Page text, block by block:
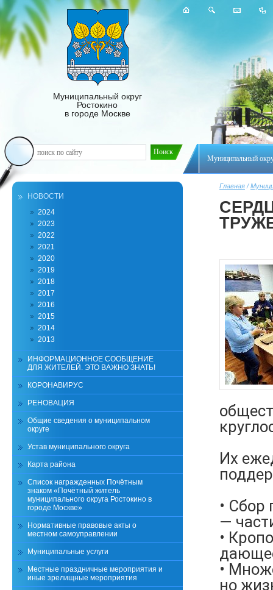
Муниципальный
Муниципальный округ
Ростокино
в городе Москве
Главная /
Их
•
—
•
•
но
НОВОСТИ
2024
2023
2022
2021
2020
2019
2018
2017
2016
2015
2014
2013
ИНФОРМАЦИОННОЕ СООБЩЕНИЕ
ДЛЯ ЖИТЕЛЕЙ. ЭТО ВАЖНО ЗНАТЬ!
КОРОНАВИРУС
РЕНОВАЦИЯ
Общие сведения о муниципальном
округе
Устав муниципального округа
Карта района
Список награжденных Почётным
знаком «Почётный житель
муниципального округа Ростокино в
городе Москве»
Нормативные правовые акты о
местном самоуправлении
Муниципальные услуги
Местные праздничные мероприятия и
иные зрелищные мероприятия